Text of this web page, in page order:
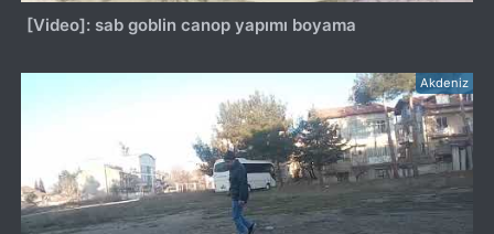
[Video]: sab goblin canop yapımı boyama
Akdeniz